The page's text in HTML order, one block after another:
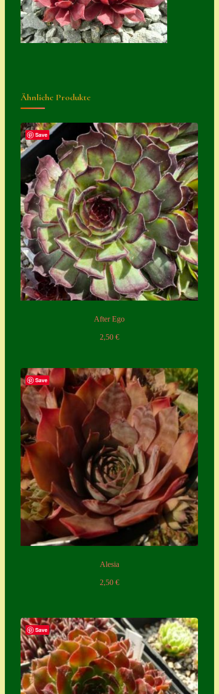
Semps von A – Z
Shop
Versand von
Semps
Warenkorb
Warenkorb
Widerrufsbelehru
ng
Zahlung
Zahlungs- &
Versandinfos
Zubehör
Zubehör
Ähnliche Produkte
Save
After Ego
2,50 €
Save
Alesia
2,50 €
Save